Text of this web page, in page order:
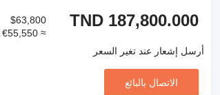
TND 187,800.000
$63,800
≈ €55,550
أرسل إشعار عند تغير السعر
الاتصال بالبائع